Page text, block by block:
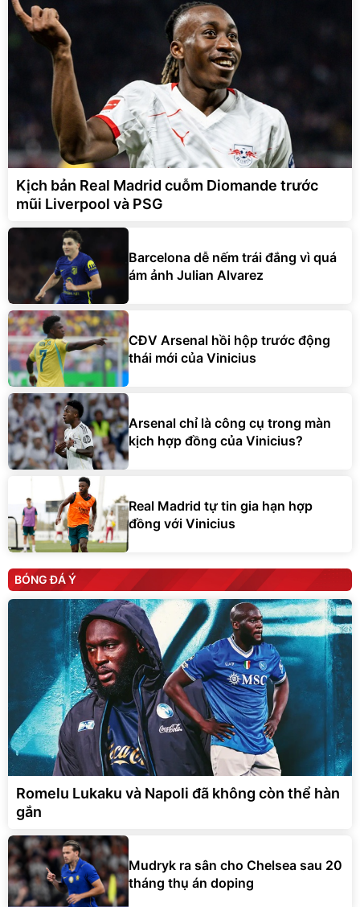
Kịch bản Real Madrid cuỗm Diomande trước
mũi Liverpool và PSG
Barcelona dễ nếm trái đắng vì quá
ám ảnh Julian Alvarez
CĐV Arsenal hồi hộp trước động
thái mới của Vinicius
Arsenal chỉ là công cụ trong màn
kịch hợp đồng của Vinicius?
Real Madrid tự tin gia hạn hợp
đồng với Vinicius
BÓNG ĐÁ Ý
Romelu Lukaku và Napoli đã không còn thể hàn
gắn
Mudryk ra sân cho Chelsea sau 20
tháng thụ án doping